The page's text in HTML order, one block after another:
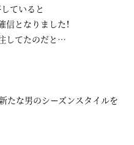
ていると
となりました！
してたのだと…
たな男のシーズンスタイルを